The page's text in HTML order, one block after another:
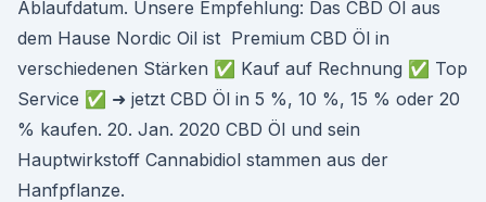
Ablaufdatum. Unsere Empfehlung: Das CBD Öl aus
dem Hause Nordic Oil ist Premium CBD Öl in
verschiedenen Stärken ✅ Kauf auf Rechnung ✅ Top
Service ✅ ➜ jetzt CBD Öl in 5 %, 10 %, 15 % oder 20
% kaufen. 20. Jan. 2020 CBD Öl und sein
Hauptwirkstoff Cannabidiol stammen aus der
Hanfpflanze.